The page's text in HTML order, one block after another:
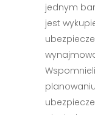
jednym
jest